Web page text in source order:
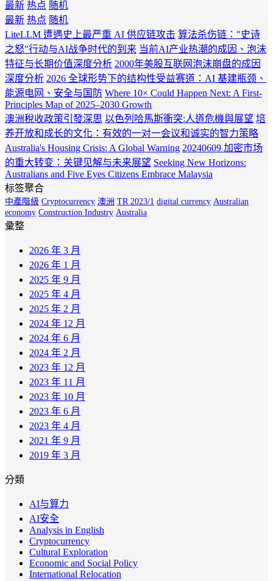
最新 热点 随机
最新 热点 随机
LiteLLM 遭遇史上最严重 AI 供应链攻击 算法杀伤链："史诗
之怒"行动与AI战争时代的到来 当前AI产业热潮的成因、泡沫
特征与长期价值深度分析 2000年美股互联网泡沫崩盘的成因
深度分析 2026 全球形势下的结构性受益赛道：AI 基建瓶颈、
能源电网、安全与国防 Where 10× Could Happen Next: A First-
Principles Map of 2025–2030 Growth
澳洲稅收政策引發深思 以色列哈馬斯衝突:人道危機與展望 培
养开放和成长的文化：有效的一对一会议和诚实的智力策略
Australia's Housing Crisis: A Global Warning 20240609 加密市场
的重大转变：关键见解与未来展望 Seeking New Horizons:
Australians and Five Eyes Citizens Embrace Malaysia
标签聚合
中產階級 Cryptocurrency 澳洲 TR 2023/1 digital currency Australian
economy Construction Industry Australia
彙整
2026 年 3 月
2026 年 1 月
2025 年 9 月
2025 年 4 月
2025 年 2 月
2024 年 12 月
2024 年 6 月
2024 年 2 月
2023 年 12 月
2023 年 11 月
2023 年 10 月
2023 年 6 月
2023 年 4 月
2021 年 9 月
2019 年 3 月
分類
AI与算力
AI安全
Analysis in English
Cryptocurrency
Cultural Exploration
Economic and Social Policy
International Relocation